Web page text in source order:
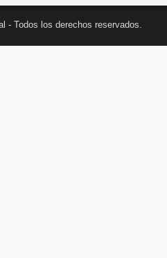
- Todos los derechos reservados.